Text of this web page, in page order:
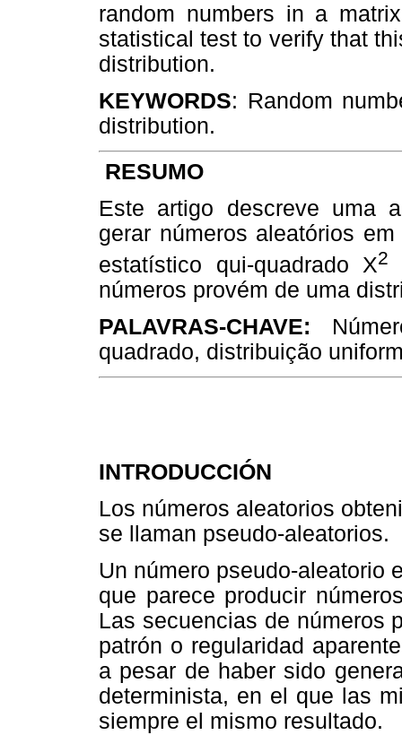
random numbers in a
statistical test to verify that
distribution.
KEYWORDS: Random
distribution.
RESUMO
Este artigo descreve uma
gerar números aleatórios
estatístico qui-quadrado X2
números provém de uma
PALAVRAS-CHAVE:
quadrado, distribuição
INTRODUCCIÓN
Los números aleatorios
se llaman pseudo-aleatorios.
Un número pseudo-aleatorio
que parece producir
Las secuencias de números
patrón o regularidad
a pesar de haber sido
determinista, en el que las
siempre el mismo resultado.